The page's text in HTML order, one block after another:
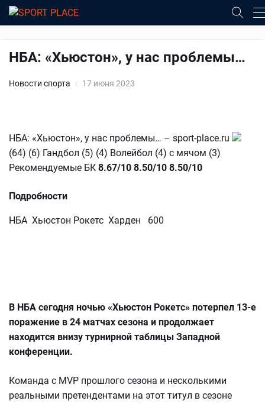
НБА: «Хьюстон», у нас проблемы…
Новости спорта 17 июня 2023
НБА: «Хьюстон», у нас проблемы… – sport-place.ru
(64) (6) Гандбол (5) (4) Волейбол (4) с мячом (3)
Рекомендуемые БК 8.67/10 8.50/10 8.50/10
Подробности
НБА Хьюстон Рокетс Харден 600
В НБА сегодня ночью «Хьюстон Рокетс» потерпел 13-е
поражение в 24 матчах сезона и продолжает
находится внизу турнирной таблицы Западной
конференции.
Команда с MVP прошлого сезона и несколькими
реальными претендентами на этот титул в сезоне